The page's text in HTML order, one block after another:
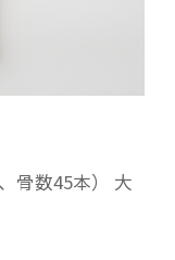
骨数45本） 大